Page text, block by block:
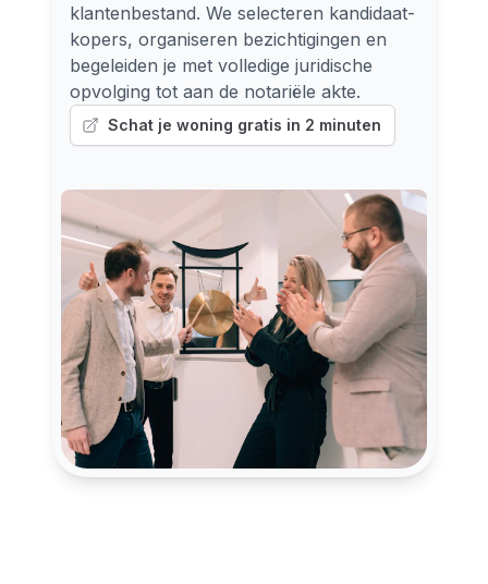
klantenbestand. We selecteren kandidaat-
kopers, organiseren bezichtigingen en
begeleiden je met volledige juridische
opvolging tot aan de notariële akte.
Schat je woning gratis in 2 minuten